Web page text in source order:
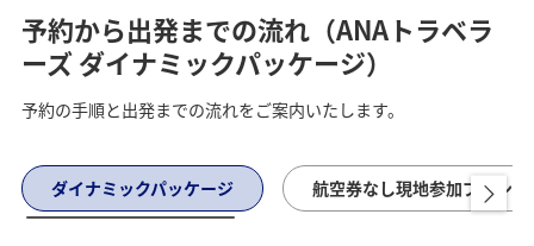
予約から出発までの流れ（ANAトラベラ
ーズ ダイナミックパッケージ）
予約の手順と出発までの流れをご案内いたします。
ダイナミックパッケージ 航空券なし現地参加プラン